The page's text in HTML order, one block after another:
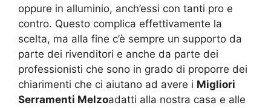
oppure in alluminio, anch’essi con tanti pro e
contro. Questo complica effettivamente la
scelta, ma alla fine c’è sempre un supporto da
parte dei rivenditori e anche da parte dei
professionisti che sono in grado di proporre dei
chiarimenti che ci aiutano ad avere i Migliori
Serramenti Melzoadatti alla nostra casa e alle